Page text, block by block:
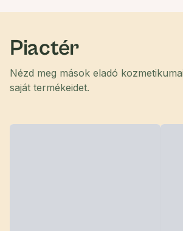
Piactér
Nézd meg mások eladó
saját termékeidet.